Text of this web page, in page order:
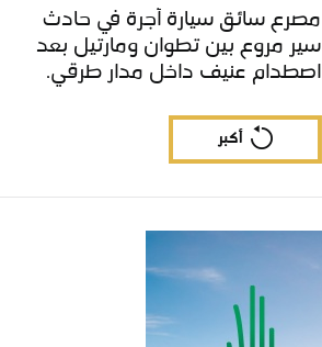
مصرع سائق سيارة أجرة في حادث
سير مروع بين تطوان ومارتيل بعد
اصطدام عنيف داخل مدار طرقي.
أكبر